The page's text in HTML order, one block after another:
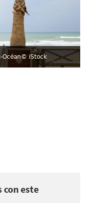
Océan© iStock
con este